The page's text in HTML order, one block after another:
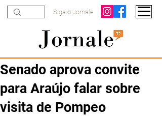
Siga o Jornale
Senado aprova convite
para Araújo falar sobre
visita de Pompeo